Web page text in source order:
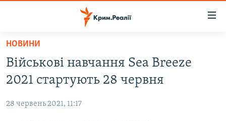
Перейти
основного
матеріалу
до
ВІДЕО ТА ФОТО
ПОЛІТИКА
НОВИНИ
Військові навчання Sea Breeze
2021 стартують 28 червня
28 червень 2021, 11:17